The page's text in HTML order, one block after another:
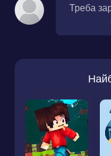
Треба